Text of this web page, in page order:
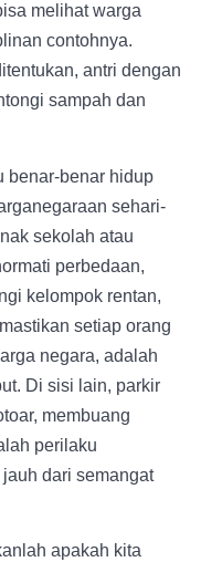
melihat warga
contohnya.
antri dengan
sampah dan
benar-benar hidup
sehari-
sekolah atau
perbedaan,
kelompok rentan,
setiap orang
negara, adalah
Di sisi lain, parkir
membuang
perilaku
dari semangat
apakah kita